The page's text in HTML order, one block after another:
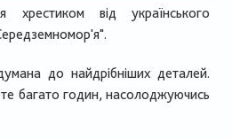
хрестиком від українського
до найдрібніших деталей.
багато годин, насолоджуючись